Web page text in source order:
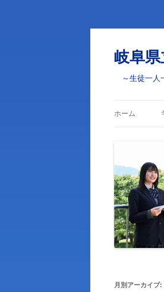
岐阜
～生徒一人
ホーム
月別アーカイブ: